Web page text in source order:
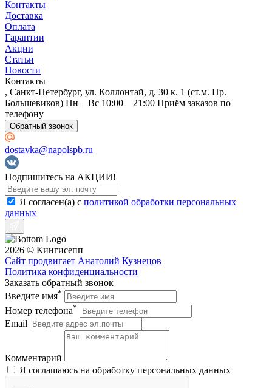
Контакты
Доставка
Оплата
Гарантии
Акции
Статьи
Новости
Контакты
, Санкт-Петербург, ул. Коллонтай, д. 30 к. 1 (ст.м. Пр.
Большевиков) Пн—Вс 10:00—21:00 Приём заказов по
телефону
Обратный звонок
dostavka@napolspb.ru
Подпишитесь на АКЦИИ!
Я согласен(a) с политикой обработки персональных
данных
2026 © Кингисепп
Сайт продвигает Анатолий Кузнецов
Политика конфиденциальности
Заказать обратный звонок
Введите имя*
Номер телефона*
Email
Комментарий
Я соглашаюсь на обработку персональных данных